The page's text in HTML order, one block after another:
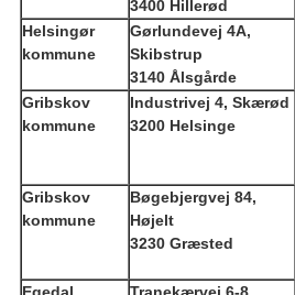
3400 Hillerød
Helsingør
kommune
Gørlundevej 4A,
Skibstrup
3140 Ålsgårde
Gribskov
kommune
Industrivej 4, Skærød
3200 Helsinge
Gribskov
kommune
Bøgebjergvej 84,
Højelt
3230 Græsted